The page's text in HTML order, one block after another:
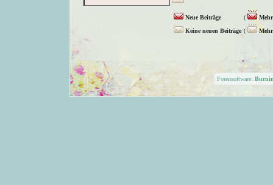
Neue Beiträge (
Keine neuen Beiträge (
Forensoftware: